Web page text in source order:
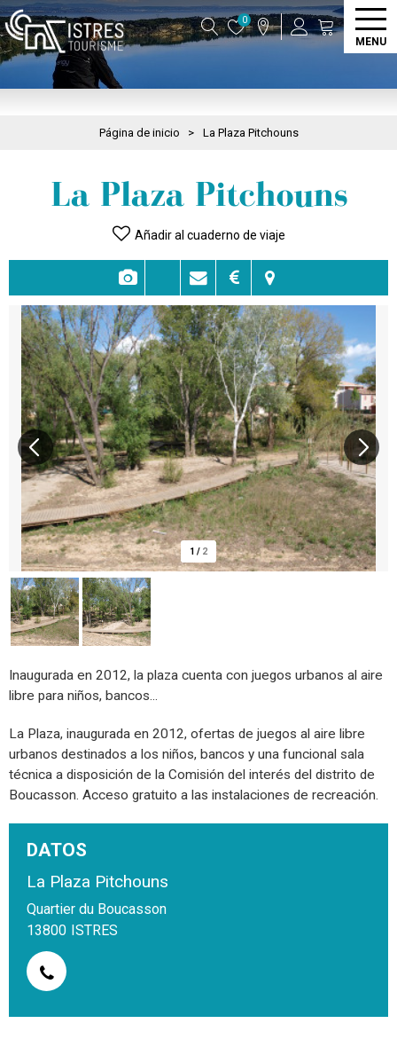
0
MENU
Página de inicio > La Plaza Pitchouns
La Plaza Pitchouns
Añadir al cuaderno de viaje
1 / 2
Inaugurada en 2012, la plaza cuenta con juegos urbanos al aire
libre para niños, bancos...
La Plaza, inaugurada en 2012, ofertas de juegos al aire libre
urbanos destinados a los niños, bancos y una funcional sala
técnica a disposición de la Comisión del interés del distrito de
Boucasson. Acceso gratuito a las instalaciones de recreación.
DATOS
La Plaza Pitchouns
Quartier du Boucasson
13800 ISTRES